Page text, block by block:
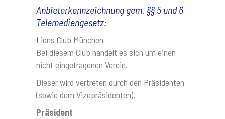
Anbieterkennzeichnung gem. §§ 5 und 6
Telemediengesetz:
Lions Club München
Bei diesem Club handelt es sich um einen
nicht eingetragenen Verein.
Dieser wird vertreten durch den Präsidenten
(sowie dem Vizepräsidenten).
Präsident